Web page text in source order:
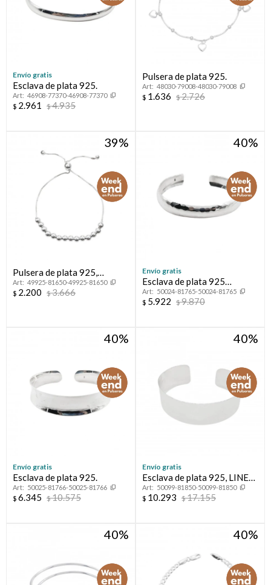
Envío gratis
Esclava de plata 925.
46908-77370-46908-77370
$ 2.961 $4.935
Pulsera de plata 925.
48030-79008-48030-79008
$ 1.636 $2.726
39
Pulsera de plata 925,
autoajustable.
49925-81650-49925-81650
$ 2.200 $3.666
40
Envío gratis
Esclava de plata 925
martillada.
50024-81765-50024-81765
$ 5.922 $9.870
40
Envío gratis
Esclava de plata 925.
50025-81766-50025-81766
$ 6.345 $10.575
40
Envío gratis
Esclava de plata 925, LINEA
FLORESSER
50099-81850-50099-81850
$ 10.293 $17.155
40 40